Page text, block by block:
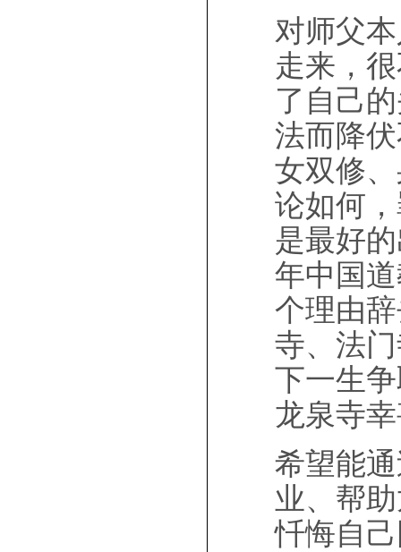
对师父
走来，
了自己
法而降
女双修
论如何
是最好
年中国
个理由
寺、法
下一生
龙泉寺
希望能
业、帮
忏悔自